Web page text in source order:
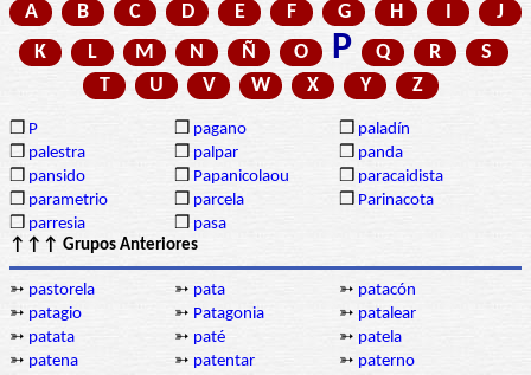
A B C D E F G H I
J
K
L M N Ñ O P Q R
S
T
U V W X Y Z
❒ P ❒ pagano ❒ paladín
❒ palestra ❒ palpar ❒ panda
❒ pansido ❒ Papanicolaou ❒ paracaidista
❒ parametrio ❒ parcela ❒ Parinacota
❒ parresia ❒ pasa
↑↑↑ Grupos Anteriores
➳ pastorela ➳ pata ➳ patacón
➳ patagio ➳ Patagonia ➳ patalear
➳ patata ➳ paté ➳ patela
➳ patena ➳ patentar ➳ paterno